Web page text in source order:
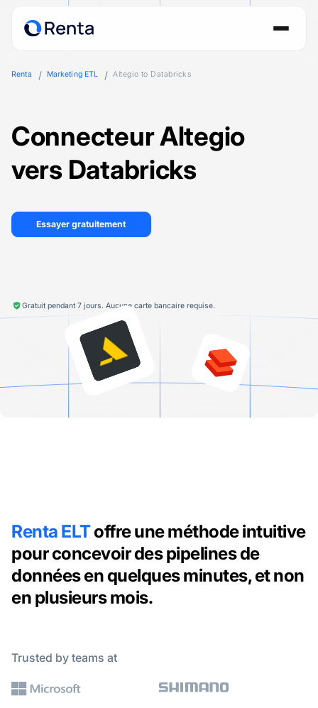
Renta Marketing ETL Altegio to Databricks
Connecteur Altegio
vers Databricks
Essayer gratuitement
Gratuit pendant 7 jours. Aucune carte bancaire requise.
Renta ELToffre une méthode intuitive
pour concevoir des pipelines de
données en quelques minutes, et non
en plusieurs mois.
Trusted by teams at